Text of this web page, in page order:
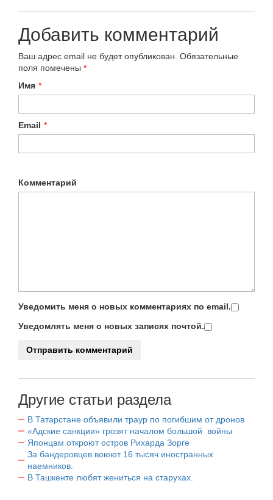
Добавить комментарий
Ваш адрес email не будет опубликован. Обязательные
поля помечены *
Имя *
Email *
Комментарий
Уведомить меня о новых комментариях по email.
Уведомлять меня о новых записях почтой.
Другие статьи раздела
В Татарстане объявили траур по погибшим от дронов
«Адские санкции» грозят началом большой войны
Японцам откроют остров Рихарда Зорге
За бандеровцев воюют 16 тысяч иностранных
наемников.
В Ташкенте любят жениться на старухах.